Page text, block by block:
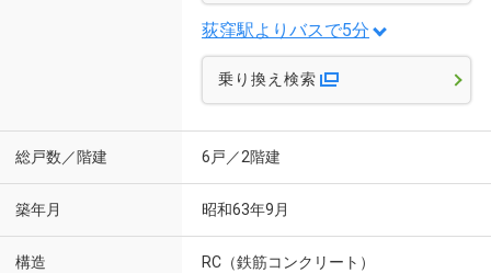
荻窪駅よりバスで5分
乗り換え検索
総戸数／階建 6戸／2階建
築年月 昭和63年9月
構造 RC（鉄筋コンクリート）